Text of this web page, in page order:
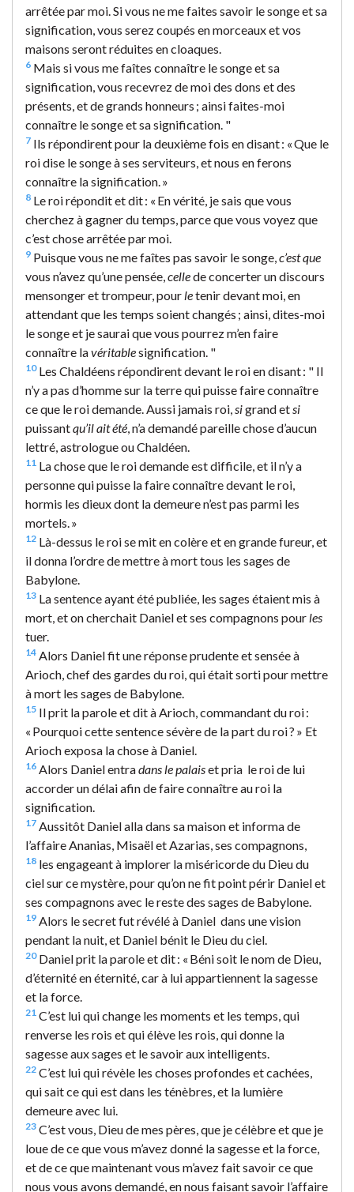
arrêtée par moi. Si vous ne me faites savoir le songe et sa
signification, vous serez coupés en morceaux et vos
maisons seront réduites en cloaques.
6 Mais si vous me faîtes connaître le songe et sa
signification, vous recevrez de moi des dons et des
présents, et de grands honneurs ; ainsi faites-moi
connaître le songe et sa signification. "
7 Ils répondirent pour la deuxième fois en disant : « Que le
roi dise le songe à ses serviteurs, et nous en ferons
connaître la signification. »
8 Le roi répondit et dit : « En vérité, je sais que vous
cherchez à gagner du temps, parce que vous voyez que
c’est chose arrêtée par moi.
9 Puisque vous ne me faîtes pas savoir le songe, c’est que
vous n’avez qu’une pensée, cellede concerter un discours
mensonger et trompeur, pour letenir devant moi, en
attendant que les temps soient changés ; ainsi, dites-moi
le songe et je saurai que vous pourrez m’en faire
connaître lavéritablesignification. "
10Les Chaldéens répondirent devant le roi en disant : " Il
n’y a pas d’homme sur la terre qui puisse faire connaître
ce que le roi demande. Aussi jamais roi, sigrand et si
puissantqu’il ait été , n’a demandé pareille chose d’aucun
lettré, astrologue ou Chaldéen.
11 La chose que le roi demande est difficile, et il n’y a
personne qui puisse la faire connaître devant le roi,
hormis les dieux dont la demeure n’est pas parmi les
mortels. »
12 Là-dessus le roi se mit en colère et en grande fureur, et
il donna l’ordre de mettre à mort tous les sages de
Babylone.
13 La sentence ayant été publiée, les sages étaient mis à
mort, et on cherchait Daniel et ses compagnons pour les
tuer.
14 Alors Daniel fit une réponse prudente et sensée à
Arioch, chef des gardes du roi, qui était sorti pour mettre
à mort les sages de Babylone.
15 Il prit la parole et dit à Arioch, commandant du roi :
« Pourquoi cette sentence sévère de la part du roi ? » Et
Arioch exposa la chose à Daniel.
16 Alors Daniel entradans le palaiset pria le roi de lui
accorder un délai afin de faire connaître au roi la
signification.
17 Aussitôt Daniel alla dans sa maison et informa de
l’affaire Ananias, Misaël et Azarias, ses compagnons,
18 les engageant à implorer la miséricorde du Dieu du
ciel sur ce mystère, pour qu’on ne fit point périr Daniel et
ses compagnons avec le reste des sages de Babylone.
19 Alors le secret fut révélé à Daniel dans une vision
pendant la nuit, et Daniel bénit le Dieu du ciel.
20Daniel prit la parole et dit : « Béni soit le nom de Dieu,
d’éternité en éternité, car à lui appartiennent la sagesse
et la force.
21 C’est lui qui change les moments et les temps, qui
renverse les rois et qui élève les rois, qui donne la
sagesse aux sages et le savoir aux intelligents.
22 C’est lui qui révèle les choses profondes et cachées,
qui sait ce qui est dans les ténèbres, et la lumière
demeure avec lui.
23 C’est vous, Dieu de mes pères, que je célèbre et que je
loue de ce que vous m’avez donné la sagesse et la force,
et de ce que maintenant vous m’avez fait savoir ce que
nous vous avons demandé, en nous faisant savoir l’affaire